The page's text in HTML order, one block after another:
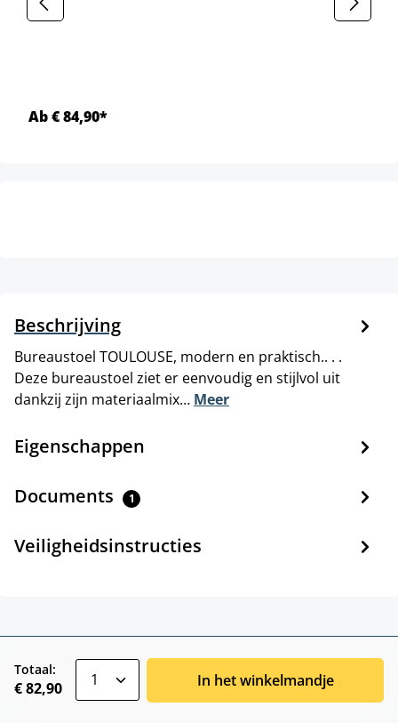
Ab € 84,90*
Beschrijving
Bureaustoel TOULOUSE, modern en praktisch.. . .
Deze bureaustoel ziet er eenvoudig en stijlvol uit
dankzij zijn materiaalmix… Meer
Eigenschappen
Documents 1
Veiligheidsinstructies
Totaal:
€ 82,90 In het winkelmandje